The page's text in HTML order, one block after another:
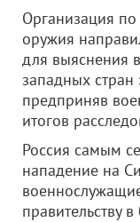
Организация
оружия
для выяснения
западных
предприняв
итогов
Россия самым
нападение на
правительству